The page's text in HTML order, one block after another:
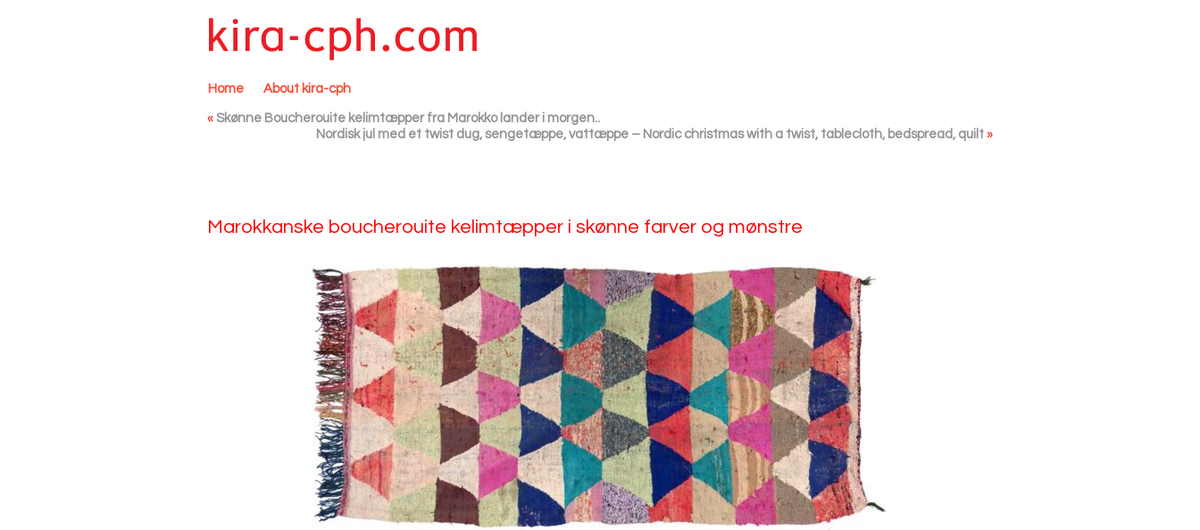
Home About kira-cph
« Skønne Boucherouite kelimtæpper fra Marokko lander i morgen..
Nordisk jul med et twist dug, sengetæppe, vattæppe – Nordic christmas with a twist, tablecloth, bedspread, quilt »
Marokkanske boucherouite kelimtæpper i skønne farver og mønstre